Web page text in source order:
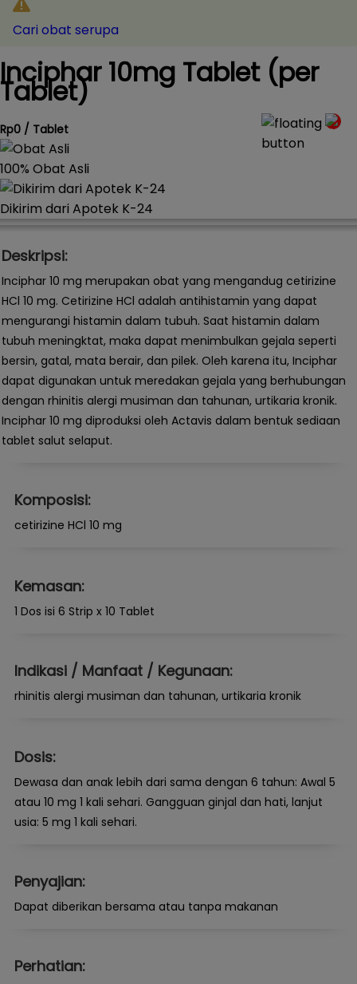
Cari obat serupa
Inciphar 10mg Tablet (per
Tablet)
Rp0 / Tablet
100% Obat Asli
Dikirim dari Apotek K-24
Deskripsi:
Inciphar 10 mg merupakan obat yang mengandug cetirizine
HCl 10 mg. Cetirizine HCl adalah antihistamin yang dapat
mengurangi histamin dalam tubuh. Saat histamin dalam
tubuh meningktat, maka dapat menimbulkan gejala seperti
bersin, gatal, mata berair, dan pilek. Oleh karena itu, Inciphar
dapat digunakan untuk meredakan gejala yang berhubungan
dengan rhinitis alergi musiman dan tahunan, urtikaria kronik.
Inciphar 10 mg diproduksi oleh Actavis dalam bentuk sediaan
tablet salut selaput.
Komposisi:
cetirizine HCl 10 mg
Kemasan:
1 Dos isi 6 Strip x 10 Tablet
Indikasi / Manfaat / Kegunaan:
rhinitis alergi musiman dan tahunan, urtikaria kronik
Dosis:
Dewasa dan anak lebih dari sama dengan 6 tahun: Awal 5
atau 10 mg 1 kali sehari. Gangguan ginjal dan hati, lanjut
usia: 5 mg 1 kali sehari.
Penyajian:
Dapat diberikan bersama atau tanpa makanan
Perhatian: